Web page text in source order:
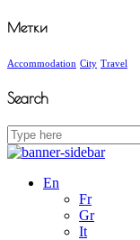
Метки
Accommodation City Travel
Search
Search
for:
En
Fr
Gr
It